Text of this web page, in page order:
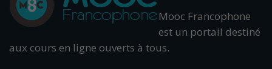
Mooc Francophone
est un portail destiné
aux cours en ligne ouverts à tous.